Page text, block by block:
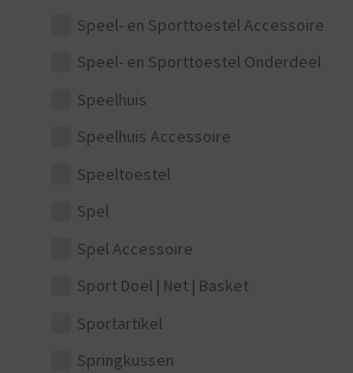
Speel- en Sporttoestel Accessoire
Speel- en Sporttoestel Onderdeel
Speelhuis
Speelhuis Accessoire
Speeltoestel
Spel
Spel Accessoire
Sport Doel | Net | Basket
Sportartikel
Springkussen